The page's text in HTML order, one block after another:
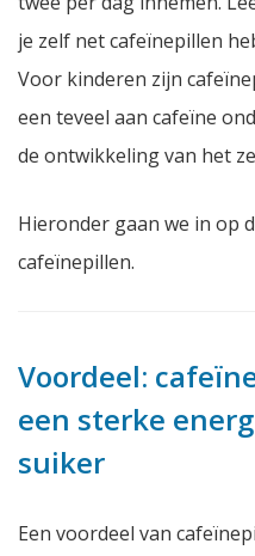
je zelf net cafeïnepillen
Voor kinderen zijn
een teveel aan cafeïne
de ontwikkeling van het
Hieronder gaan we in op
cafeïnepillen.
Voordeel:
een sterke
suiker
Een voordeel van